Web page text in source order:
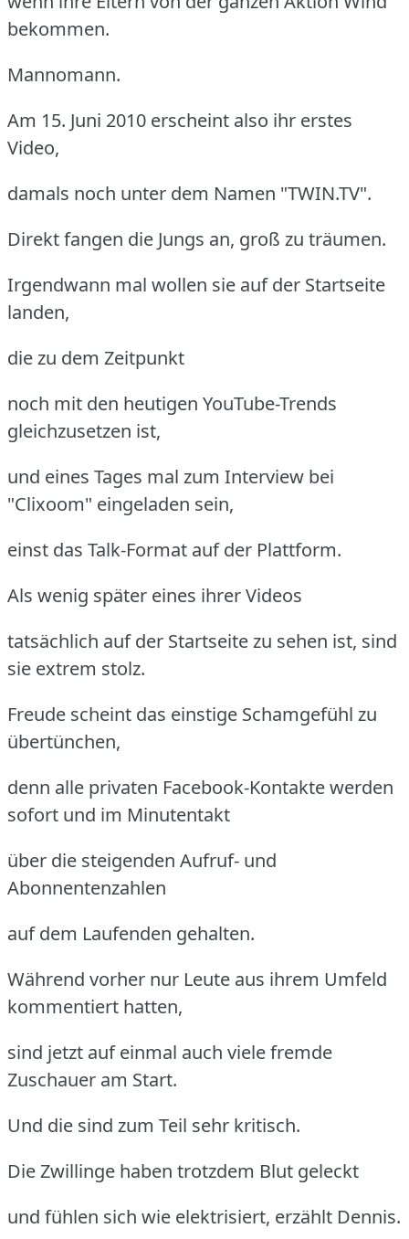
bekommen.
Mannomann.
Am 15. Juni 2010 erscheint also ihr erstes
Video,
damals noch unter dem Namen "TWIN.TV".
Direkt fangen die Jungs an, groß zu träumen.
Irgendwann mal wollen sie auf der Startseite
landen,
die zu dem Zeitpunkt
noch mit den heutigen YouTube-Trends
gleichzusetzen ist,
und eines Tages mal zum Interview bei
"Clixoom" eingeladen sein,
einst das Talk-Format auf der Plattform.
Als wenig später eines ihrer Videos
tatsächlich auf der Startseite zu sehen ist, sind
sie extrem stolz.
Freude scheint das einstige Schamgefühl zu
übertünchen,
denn alle privaten Facebook-Kontakte werden
sofort und im Minutentakt
über die steigenden Aufruf- und
Abonnentenzahlen
auf dem Laufenden gehalten.
Während vorher nur Leute aus ihrem Umfeld
kommentiert hatten,
sind jetzt auf einmal auch viele fremde
Zuschauer am Start.
Und die sind zum Teil sehr kritisch.
Die Zwillinge haben trotzdem Blut geleckt
und fühlen sich wie elektrisiert, erzählt Dennis.